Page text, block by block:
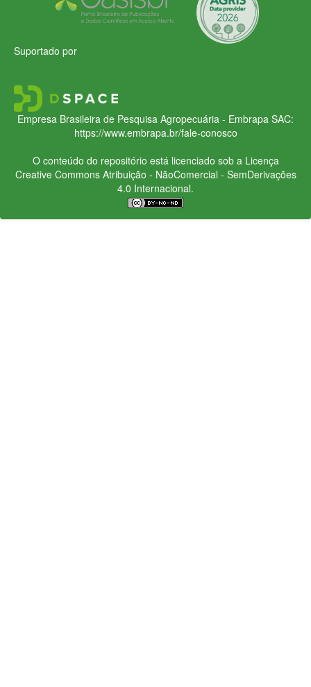
Suportado por
Empresa Brasileira de Pesquisa Agropecuária - Embrapa SAC:
https://www.embrapa.br/fale-conosco
O conteúdo do repositório está licenciado sob a Licença
Creative CommonsAtribuição - NãoComercial - SemDerivações
4.0 Internacional.